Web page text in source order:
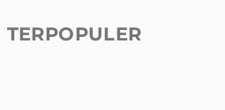
TERPOPULER